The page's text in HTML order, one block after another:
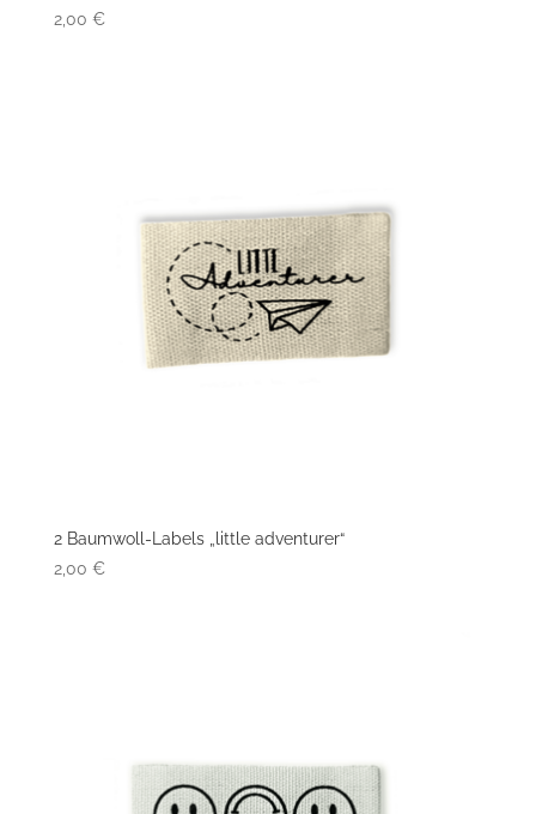
2,00 €
2 Baumwoll-Labels „little adventurer“
2,00 €